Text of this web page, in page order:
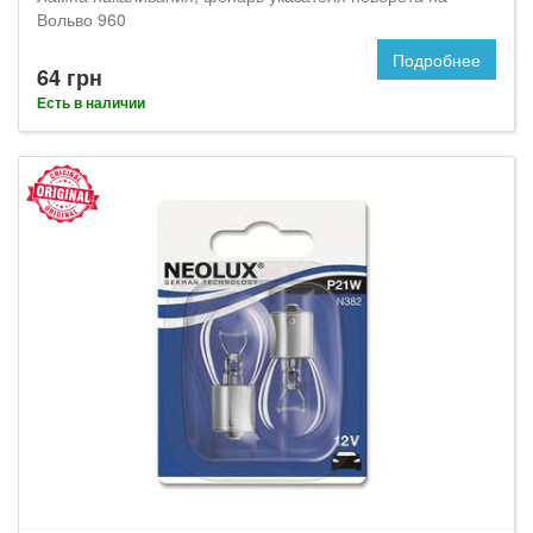
Вольво 960
64 грн
Есть в наличии
Подробнее